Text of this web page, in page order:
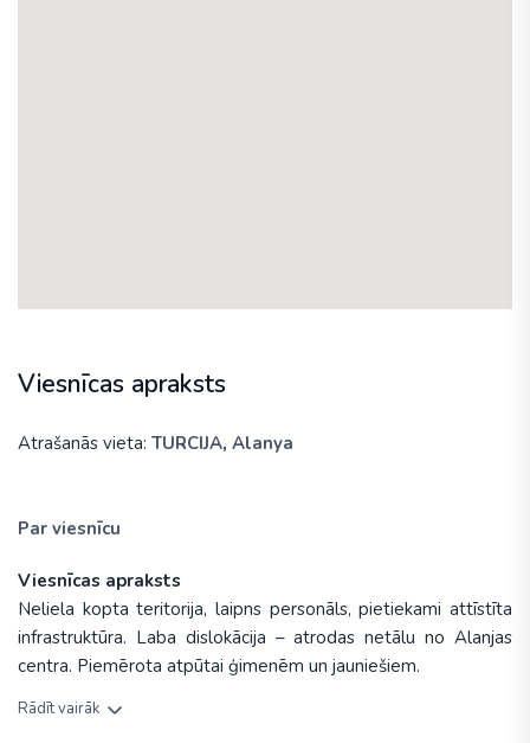
Viesnīcas apraksts
Atrašanās vieta: TURCIJA, Alanya
Par viesnīcu
Viesnīcas apraksts
Neliela kopta teritorija, laipns personāls, pietiekami attīstīta
infrastruktūra. Laba dislokācija – atrodas netālu no Alanjas
centra. Piemērota atpūtai ģimenēm un jauniešiem.
Rādīt vairāk